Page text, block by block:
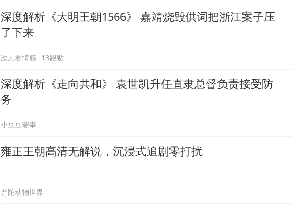
深度解析《大明王朝1566》 嘉靖烧毁供词把浙江案子压
了下来
次元君情感 13跟贴
深度解析《走向共和》 袁世凯升任直隶总督负责接受防
务
小豆豆赛事
雍正王朝高清无解说，沉浸式追剧零打扰
普陀动物世界